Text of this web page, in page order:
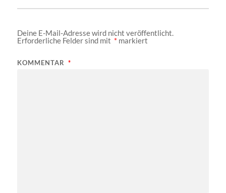
Deine E-Mail-Adresse wird nicht veröffentlicht.
Erforderliche Felder sind mit * markiert
KOMMENTAR *